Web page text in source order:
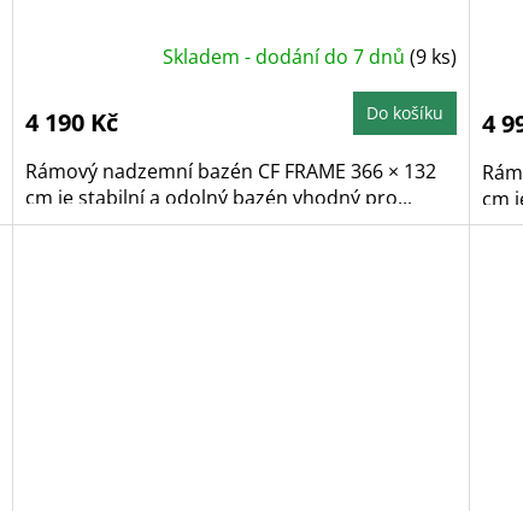
Skladem - dodání do 7 dnů (9 ks)
4 190 Kč Do košíku
Rámový nadzemní bazén CF FRAME 366 × 132
cm je stabilní a odolný bazén vhodný pro...
4
cm